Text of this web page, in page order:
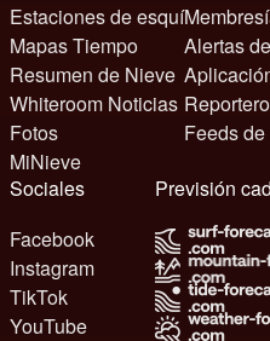
Estaciones de esquí
Mapas Tiempo
Resumen de Nieve
Whiteroom Noticias
Fotos
MiNieve
Alertas
Feeds
Sociales
Facebook
Instagram
TikTok
YouTube
Previsión